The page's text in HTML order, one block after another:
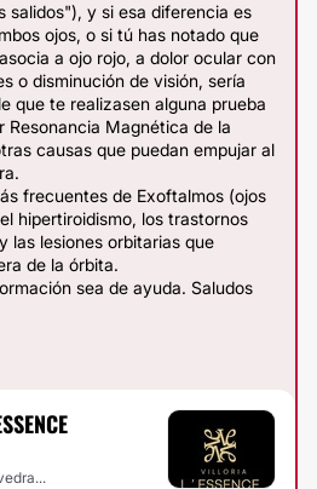
salidos"), y si esa diferencia es
ojos, o si tú has notado que
a ojo rojo, a dolor ocular con
o disminución de visión, sería
que te realizasen alguna prueba
Resonancia Magnética de la
causas que puedan empujar al
frecuentes de Exoftalmos (ojos
hipertiroidismo, los trastornos
las lesiones orbitarias que
de la órbita.
sea de ayuda. Saludos